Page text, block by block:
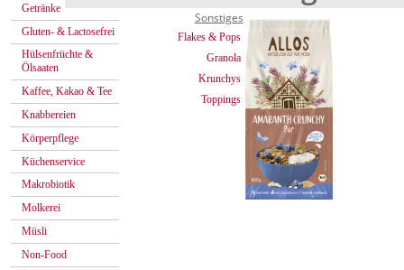
Getränke
Gluten- & Lactosefrei
Hülsenfrüchte &
Ölsaaten
Kaffee, Kakao & Tee
Knabbereien
Körperpflege
Küchenservice
Makrobiotik
Molkerei
Müsli
Non-Food
Sonstiges
Flakes & Pops
Granola
Krunchys
Toppings